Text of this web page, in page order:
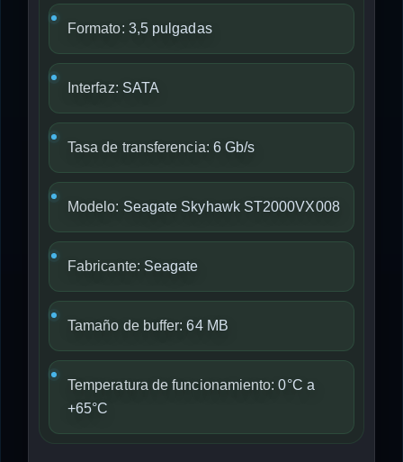
Formato: 3,5 pulgadas
Interfaz: SATA
Tasa de transferencia: 6 Gb/s
Modelo: Seagate Skyhawk ST2000VX008
Fabricante: Seagate
Tamaño de buffer: 64 MB
Temperatura de funcionamiento: 0°C a
+65°C